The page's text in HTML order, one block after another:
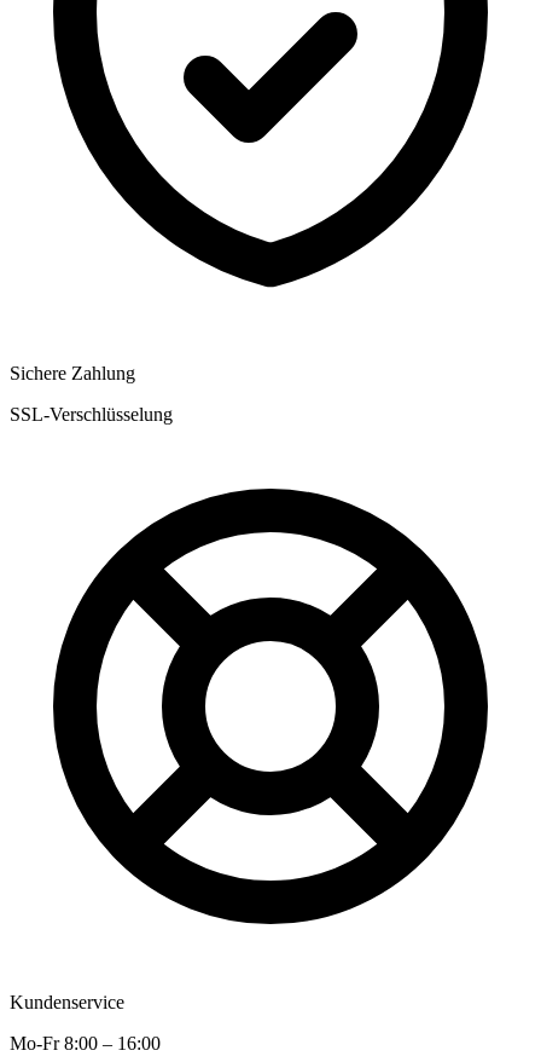
Sichere Zahlung
SSL-Verschlüsselung
Kundenservice
Mo-Fr 8:00 – 16:00